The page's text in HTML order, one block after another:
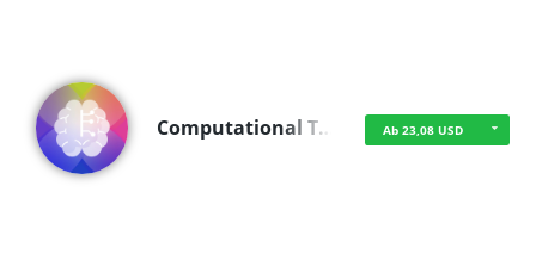
Computational T… Ab 23,08 USD